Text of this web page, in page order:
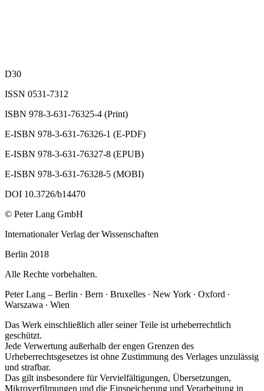
D30
ISSN 0531‐7312
ISBN 978‐3‐631‐76325‐4 (Print)
E‐ISBN 978‐3‐631‐76326‐1 (E‐PDF)
E‐ISBN 978‐3‐631‐76327‐8 (EPUB)
E‐ISBN 978‐3‐631‐76328‐5 (MOBI)
DOI 10.3726/b14470
© Peter Lang GmbH
Internationaler Verlag der Wissenschaften
Berlin 2018
Alle Rechte vorbehalten.
Peter Lang – Berlin ∙ Bern ∙ Bruxelles ∙ New York ∙ Oxford ∙
Warszawa ∙ Wien
Das Werk einschließlich aller seiner Teile ist urheberrechtlich
geschützt.
Jede Verwertung außerhalb der engen Grenzen des
Urheberrechtsgesetzes ist ohne Zustimmung des Verlages unzulässig
und strafbar.
Das gilt insbesondere für Vervielfältigungen, Übersetzungen,
Mikroverfilmungen und die Einspeicherung und Verarbeitung in